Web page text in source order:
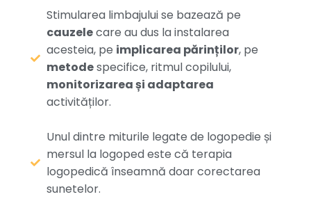
Stimularea limbajului se bazează pe
cauzelecare au dus la instalarea
acesteia, pe implicarea părinților, pe
metodespecifice, ritmul copilului,
monitorizarea și adaptarea
activităților.
Unul dintre miturile legate de logopedie și
mersul la logoped este că terapia
logopedică înseamnă doar corectarea
sunetelor.